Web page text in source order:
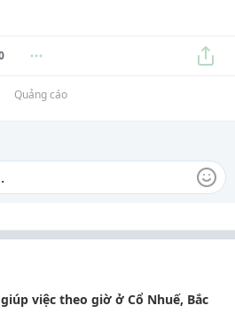
Quảng cáo
việc theo giờ ở Cổ Nhuế, Bắc